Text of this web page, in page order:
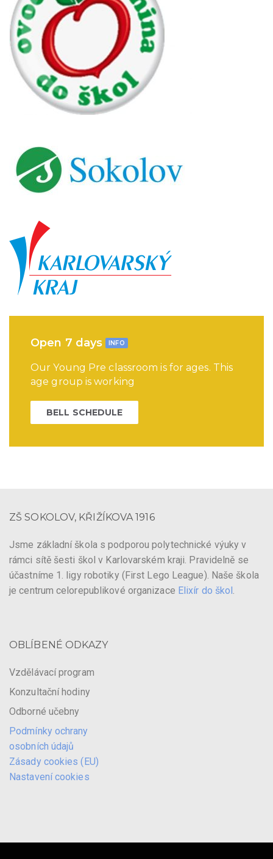
Open 7 days INFO
Our Young Pre classroom is for ages. This
age group is working
BELL SCHEDULE
ZŠ SOKOLOV, KŘIŽÍKOVA 1916
Jsme základní škola s podporou polytechnické výuky v
rámci sítě šesti škol v Karlovarském kraji. Pravidelně se
účastníme 1. ligy robotiky (First Lego League). Naše škola
je centrum celorepublikové organizace Elixír do škol .
OBLÍBENÉ ODKAZY
Vzdělávací program
Konzultační hodiny
Odborné učebny
Podmínky ochrany
osobních údajů
Zásady cookies (EU)
Nastavení cookies